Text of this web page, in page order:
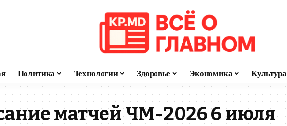
Политика Технологии Здоровье Экономика Культура
матчей ЧМ-2026 6 июля